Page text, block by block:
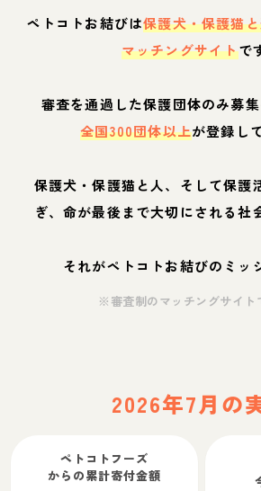
ペトコトお結びは保護犬・保護猫
マッチングサイトで
審査を通過した保護団体のみ募集
全国300団体以上が登録し
保護犬・保護猫と人、そして保護
ぎ、命が最後まで大切にされる社
それがペトコトお結びのミッ
※審査制のマッチングサイト
2026年7月の
ペトコトフーズ
からの累計寄付金額